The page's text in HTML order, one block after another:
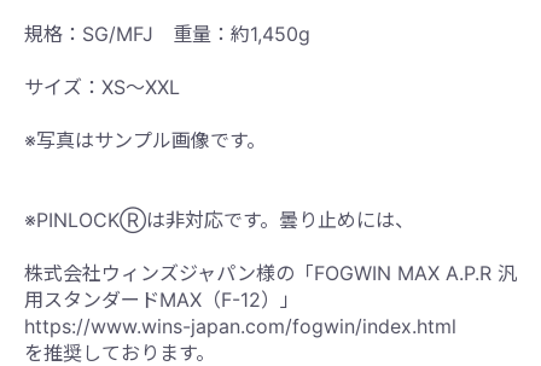
規格：SG/MFJ 重量：約1,450g
サイズ：XS〜XXL
※写真はサンプル画像です。
※PINLOCKⓇは非対応です。曇り止めには、
株式会社ウィンズジャパン様の「FOGWIN MAX A.P.R 汎
用スタンダードMAX（F-12）」
https://www.wins-japan.com/fogwin/index.html
を推奨しております。